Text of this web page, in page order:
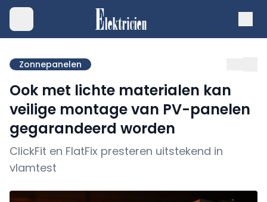
Zonnepanelen
Ook met lichte materialen kan
veilige montage van PV-panelen
gegarandeerd worden
ClickFit en FlatFix presteren uitstekend in
vlamtest